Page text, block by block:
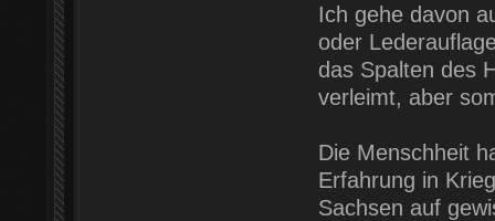
Ich gehe davon
oder
das Spalten des
verleimt, aber
Die Menschheit
Erfahrung in
Sachsen auf